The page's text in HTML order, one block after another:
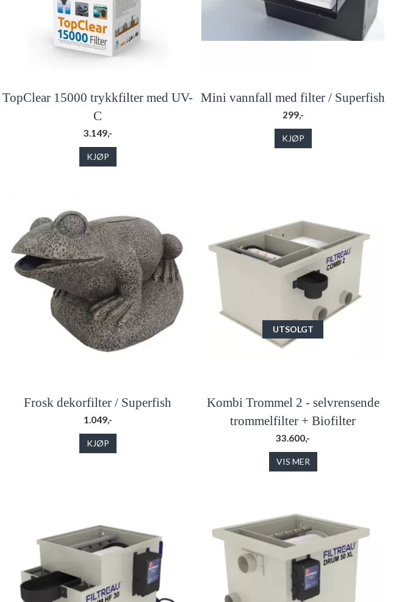
TopClear 15000 trykkfilter med UV-
C
3.149,-
KJØP
Mini vannfall med filter / Superfish
299,-
KJØP
Frosk dekorfilter / Superfish
1.049,-
KJØP
UTSOLGT
Kombi Trommel 2 - selvrensende
trommelfilter + Biofilter
33.600,-
VIS MER